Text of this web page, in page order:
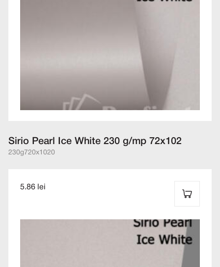
Sirio Pearl Ice White 230 g/mp 72x102
230g720x1020
5.86 lei